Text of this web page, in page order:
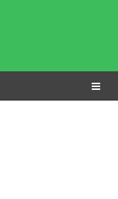
Menú